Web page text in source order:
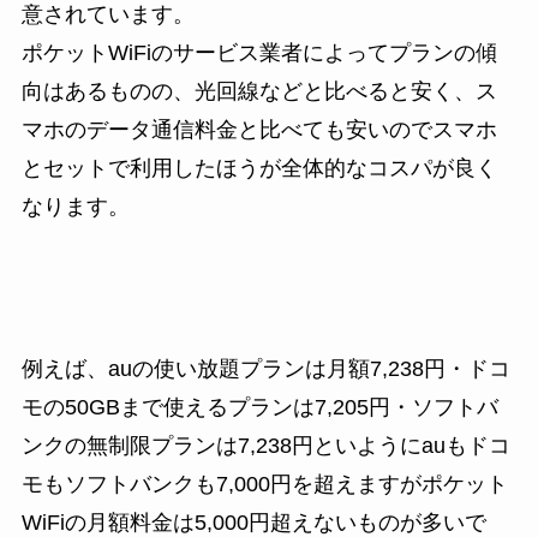
意されています。
ポケットWiFiのサービス業者によってプランの傾
向はあるものの、光回線などと比べると安く、ス
マホのデータ通信料金と比べても安いのでスマホ
とセットで利用したほうが全体的なコスパが良く
なります。
例えば、auの使い放題プランは月額7,238円・ドコ
モの50GBまで使えるプランは7,205円・ソフトバ
ンクの無制限プランは7,238円といようにauもドコ
モもソフトバンクも7,000円を超えますがポケット
WiFiの月額料金は5,000円超えないものが多いで